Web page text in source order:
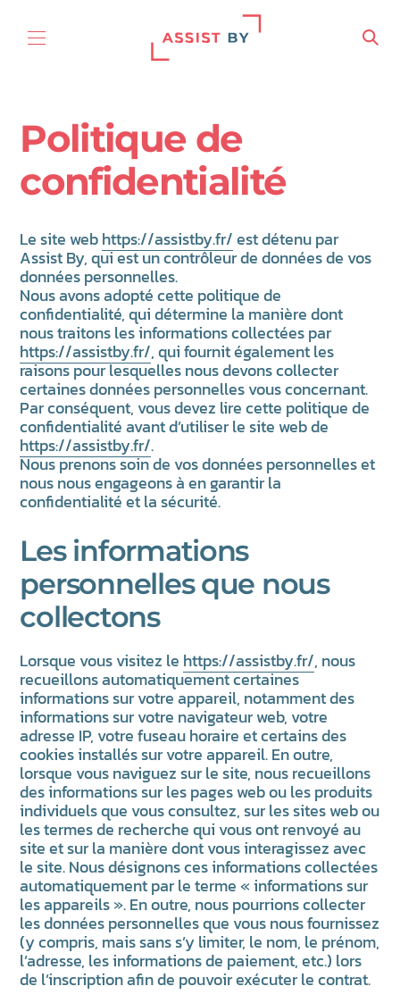
Politique de
confidentialité
Le site webhttps://assistby.fr/est détenu par
Assist By, qui est un contrôleur de données de vos
données personnelles.
Nous avons adopté cette politique de
confidentialité, qui détermine la manière dont
nous traitons les informations collectées par
https://assistby.fr/, qui fournit également les
raisons pour lesquelles nous devons collecter
certaines données personnelles vous concernant.
Par conséquent, vous devez lire cette politique de
confidentialité avant d’utiliser le site web de
https://assistby.fr/.
Nous prenons soin de vos données personnelles et
nous nous engageons à en garantir la
confidentialité et la sécurité.
Les informations
personnelles que nous
collectons
Lorsque vous visitez le https://assistby.fr/, nous
recueillons automatiquement certaines
informations sur votre appareil, notamment des
informations sur votre navigateur web, votre
adresse IP, votre fuseau horaire et certains des
cookies installés sur votre appareil. En outre,
lorsque vous naviguez sur le site, nous recueillons
des informations sur les pages web ou les produits
individuels que vous consultez, sur les sites web ou
les termes de recherche qui vous ont renvoyé au
site et sur la manière dont vous interagissez avec
le site. Nous désignons ces informations collectées
automatiquement par le terme « informations sur
les appareils ». En outre, nous pourrions collecter
les données personnelles que vous nous fournissez
(y compris, mais sans s’y limiter, le nom, le prénom,
l’adresse, les informations de paiement, etc.) lors
de l’inscription afin de pouvoir exécuter le contrat.